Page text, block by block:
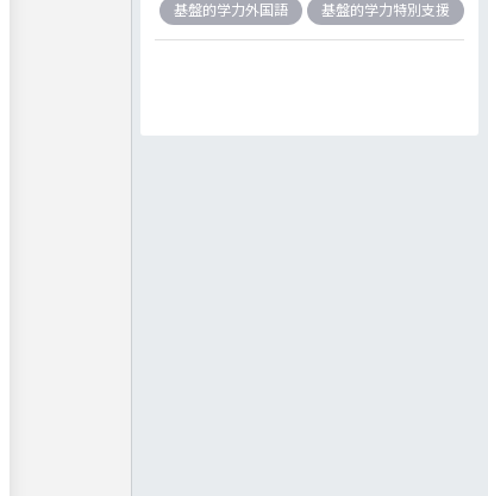
基盤的学力外国語
基盤的学力特別支援